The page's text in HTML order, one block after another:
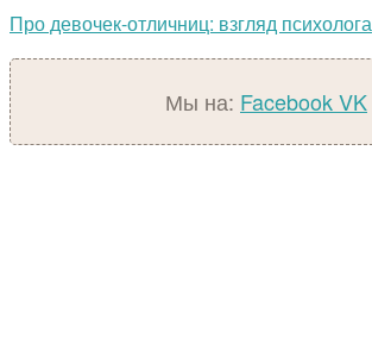
Про девочек-отличниц: взгляд психолога
Мы на: FacebookVK